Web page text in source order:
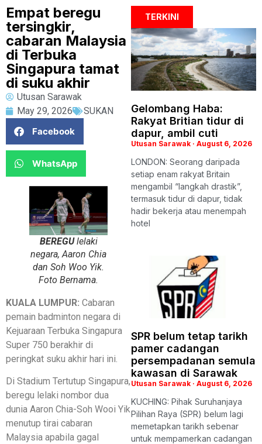
Empat beregu
tersingkir,
cabaran Malaysia
di Terbuka
Singapura tamat
di suku akhir
Utusan Sarawak
May 29, 2026
SUKAN
Facebook
WhatsApp
BEREGUlelaki
negara, Aaron Chia
dan Soh Woo Yik.
Foto Bernama.
KUALA LUMPUR: Cabaran
pemain badminton negara di
Kejuaraan Terbuka Singapura
Super 750 berakhir di
peringkat suku akhir hari ini.
Di Stadium Tertutup Singapura,
beregu lelaki nombor dua
dunia Aaron Chia-Soh Wooi Yik
menutup tirai cabaran
Malaysia apabila gagal
TERKINI
Gelombang Haba:
Rakyat Britian tidur di
dapur, ambil cuti
Utusan Sarawak August 6, 2026
LONDON: Seorang daripada
setiap enam rakyat Britain
mengambil “langkah drastik”,
termasuk tidur di dapur, tidak
hadir bekerja atau menempah
hotel
SPR belum tetap tarikh
pamer cadangan
persempadanan semula
kawasan di Sarawak
Utusan Sarawak August 6, 2026
KUCHING: Pihak Suruhanjaya
Pilihan Raya (SPR) belum lagi
memetapkan tarikh sebenar
untuk mempamerkan cadangan